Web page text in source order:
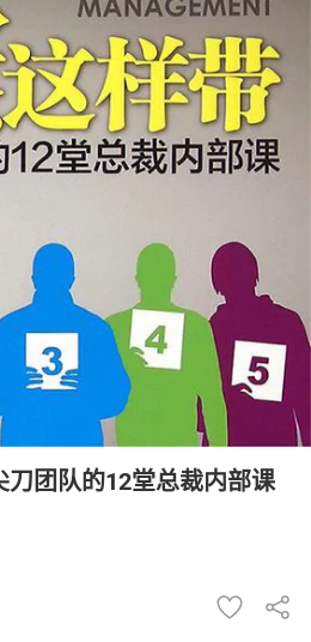
運動休閒 親子玩具
化妝保養 情趣用品
刀团队的12堂总裁内部课